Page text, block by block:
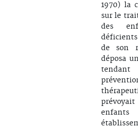
1970) la
sur le
des
de son
déposa